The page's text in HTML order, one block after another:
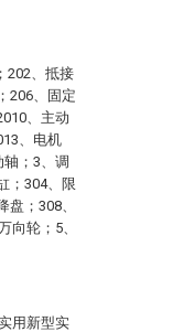
202、抵接
206、固定
、主动
、电机
；3、调
；304、限
；308、
向轮；5、
用新型实